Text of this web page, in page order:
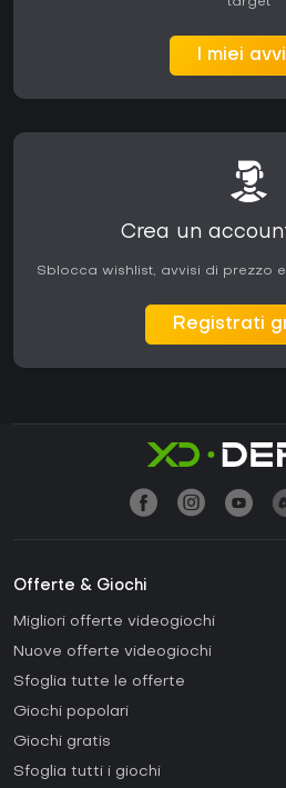
I miei
Crea un
Sblocca wishlist, avvisi di prezzo
Registrati
Offerte & Giochi
Migliori offerte videogiochi
Nuove offerte videogiochi
Sfoglia tutte le offerte
Giochi popolari
Giochi gratis
Sfoglia tutti i giochi